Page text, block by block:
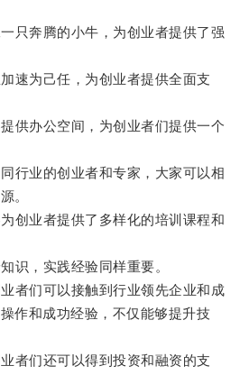
奔腾的小牛，为创业者提供了强
为己任，为创业者提供全面支
办公空间，为创业者们提供一个
业的创业者和专家，大家可以相
。
业者提供了多样化的培训课程和
，实践经验同样重要。
们可以接触到行业领先企业和成
作和成功经验，不仅能够提升技
们还可以得到投资和融资的支